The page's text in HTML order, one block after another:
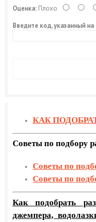
Оценка: Плохо
Введите код, указанный на
КАК ПОДОБРА
Советы по подбору
Советы по
Советы по
Как подобрать
джемпера,